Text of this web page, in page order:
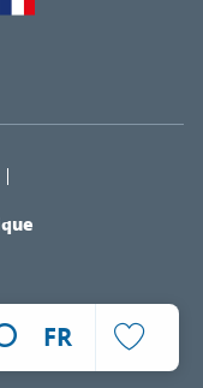
Voir les
FR